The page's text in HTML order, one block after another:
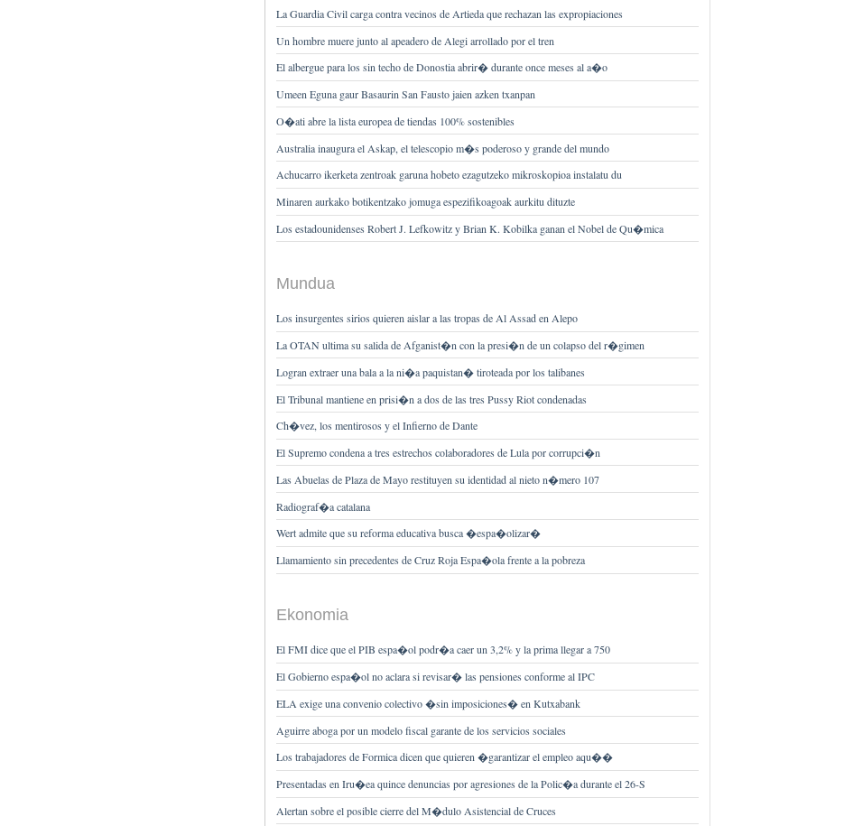
La Guardia Civil carga contra vecinos de Artieda que rechazan las expropiaciones
Un hombre muere junto al apeadero de Alegi arrollado por el tren
El albergue para los sin techo de Donostia abrir� durante once meses al a�o
Umeen Eguna gaur Basaurin San Fausto jaien azken txanpan
O�ati abre la lista europea de tiendas 100% sostenibles
Australia inaugura el Askap, el telescopio m�s poderoso y grande del mundo
Achucarro ikerketa zentroak garuna hobeto ezagutzeko mikroskopioa instalatu du
Minaren aurkako botikentzako jomuga espezifikoagoak aurkitu dituzte
Los estadounidenses Robert J. Lefkowitz y Brian K. Kobilka ganan el Nobel de Qu�mica
Mundua
Los insurgentes sirios quieren aislar a las tropas de Al Assad en Alepo
La OTAN ultima su salida de Afganist�n con la presi�n de un colapso del r�gimen
Logran extraer una bala a la ni�a paquistan� tiroteada por los talibanes
El Tribunal mantiene en prisi�n a dos de las tres Pussy Riot condenadas
Ch�vez, los mentirosos y el Infierno de Dante
El Supremo condena a tres estrechos colaboradores de Lula por corrupci�n
Las Abuelas de Plaza de Mayo restituyen su identidad al nieto n�mero 107
Radiograf�a catalana
Wert admite que su reforma educativa busca �espa�olizar�
Llamamiento sin precedentes de Cruz Roja Espa�ola frente a la pobreza
Ekonomia
El FMI dice que el PIB espa�ol podr�a caer un 3,2% y la prima llegar a 750
El Gobierno espa�ol no aclara si revisar� las pensiones conforme al IPC
ELA exige una convenio colectivo �sin imposiciones� en Kutxabank
Aguirre aboga por un modelo fiscal garante de los servicios sociales
Los trabajadores de Formica dicen que quieren �garantizar el empleo aqu��
Presentadas en Iru�ea quince denuncias por agresiones de la Polic�a durante el 26-S
Alertan sobre el posible cierre del M�dulo Asistencial de Cruces